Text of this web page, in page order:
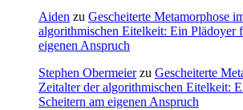
Aiden zu Gescheiterte Metamorphose
algorithmischen Eitelkeit: Ein Plädoyer
eigenen Anspruch
Stephen Obermeierzu Gescheiterte
Zeitalter der algorithmischen Eitelkeit:
Scheitern am eigenen Anspruch